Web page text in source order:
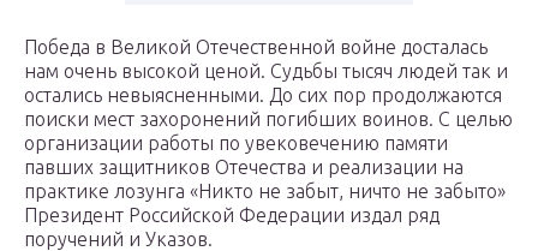
Победа в Великой Отечественной войне досталась
нам очень высокой ценой. Судьбы тысяч людей так и
остались невыясненными. До сих пор продолжаются
поиски мест захоронений погибших воинов. С целью
организации работы по увековечению памяти
павших защитников Отечества и реализации на
практике лозунга «Никто не забыт, ничто не забыто»
Президент Российской Федерации издал ряд
поручений и Указов.